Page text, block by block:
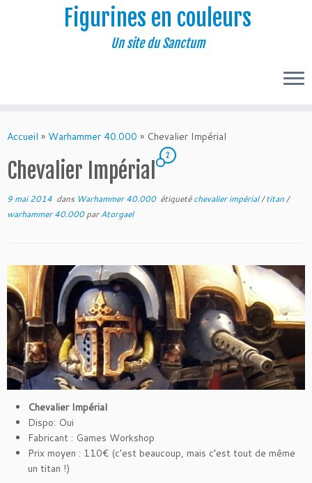
au
Figurines en couleurs
Un site du Sanctum
Accueil » Warhammer 40.000 » Chevalier Impérial
Chevalier Impérial
2
9 mai 2014 dans Warhammer 40.000 étiquetéchevalier impérial/titan/
warhammer 40.000parAtorgael
Chevalier Impérial
Dispo: Oui
Fabricant : Games Workshop
Prix moyen : 110€ (c’est beaucoup, mais c’est tout de même
un titan !)